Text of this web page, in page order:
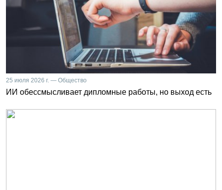
25 июля 2026 г. — Общество
ИИ обессмысливает дипломные работы, но выход есть